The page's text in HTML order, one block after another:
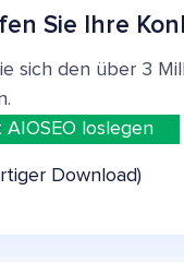
Sie Ihre
sich den über 3
loslegen
Download)